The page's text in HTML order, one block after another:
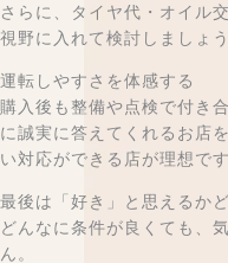
さらに、タイヤ代・オイル
視野に入れて検討しましょう
運転しやすさを体感する
購入後も整備や点検で付き
に誠実に答えてくれるお店
い対応ができる店が理想です
最後は「好き」と思えるか
どんなに条件が良くても、
ん。